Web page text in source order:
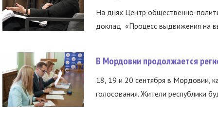
На днях Центр общественно-
доклад «Процесс выдвижения на
В Мордовии продолжается
18, 19 и 20 сентября в Мордовии,
голосования. Жители республики